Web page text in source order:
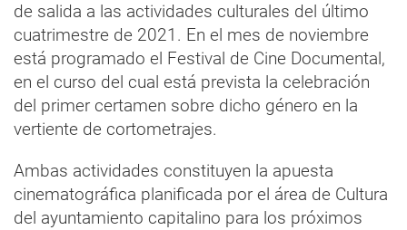
de salida a las actividades culturales del último
cuatrimestre de 2021. En el mes de noviembre
está programado el Festival de Cine Documental,
en el curso del cual está prevista la celebración
del primer certamen sobre dicho género en la
vertiente de cortometrajes.
Ambas actividades constituyen la apuesta
cinematográfica planificada por el área de Cultura
del ayuntamiento capitalino para los próximos